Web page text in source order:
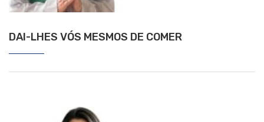
DAI-LHES VÓS MESMOS DE COMER